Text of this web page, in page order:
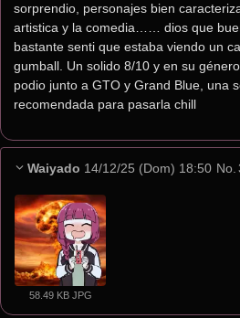
sorprendio, personajes bien
artistica y la comedia…… dios que
bastante senti que estaba viendo un
gumball. Un solido 8/10 y en su
podio junto a GTO y Grand Blue, una
recomendada para pasarla chill
Waiyado 14/12/25 (Dom) 18:50 No.
58.49 KB JPG